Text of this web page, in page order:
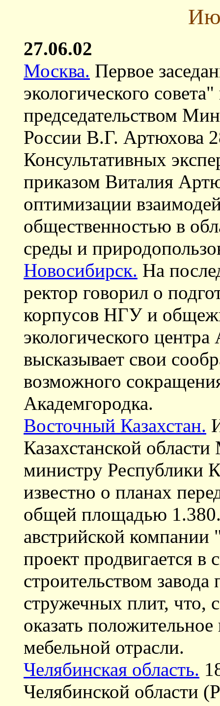
27.06.02
Москва. Первое
экологического
председательством
России В.Г. Артюхова
Консультативных
приказом Виталия
оптимизации
общественностью в
среды и
Новосибирск. На
ректор говорил о
корпусов НГУ и
экологического
высказывает свои
возможного
Академгородка.
Восточный Казахстан.
Казахстанской
министру Республики
известно о планах
общей площадью
австрийской
проект продвигается в
строительством
стружечных плит, что,
оказать
мебельной отрасли.
Челябинская область.
Челябинской области